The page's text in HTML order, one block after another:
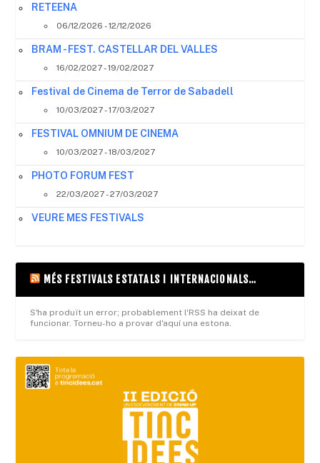
RETEENA
06/12/2026 - 12/12/2026
BRAM - FEST. CASTELLAR DEL VALLES
16/02/2027 - 19/02/2027
Festival de Cinema de Terror de Sabadell
10/03/2027 - 17/03/2027
FESTIVAL OMNIUM DE CINEMA
10/03/2027 - 18/03/2027
PHOTO FORUM FEST
22/03/2027 - 27/03/2027
VEURE MES FESTIVALS
MÉS FESTIVALS ESTATALS I INTERNACIONALS…
S'ha produït un error; probablement l'RSS ha deixat de
funcionar. Torneu-ho a provar d'aquí una estona.